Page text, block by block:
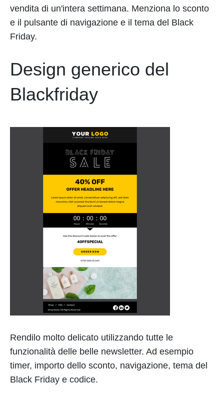
vendita di un'intera settimana. Menziona lo sconto
e il pulsante di navigazione e il tema del Black
Friday.
Design generico del
Blackfriday
Rendilo molto delicato utilizzando tutte le
funzionalità delle belle newsletter. Ad esempio
timer, importo dello sconto, navigazione, tema del
Black Friday e codice.